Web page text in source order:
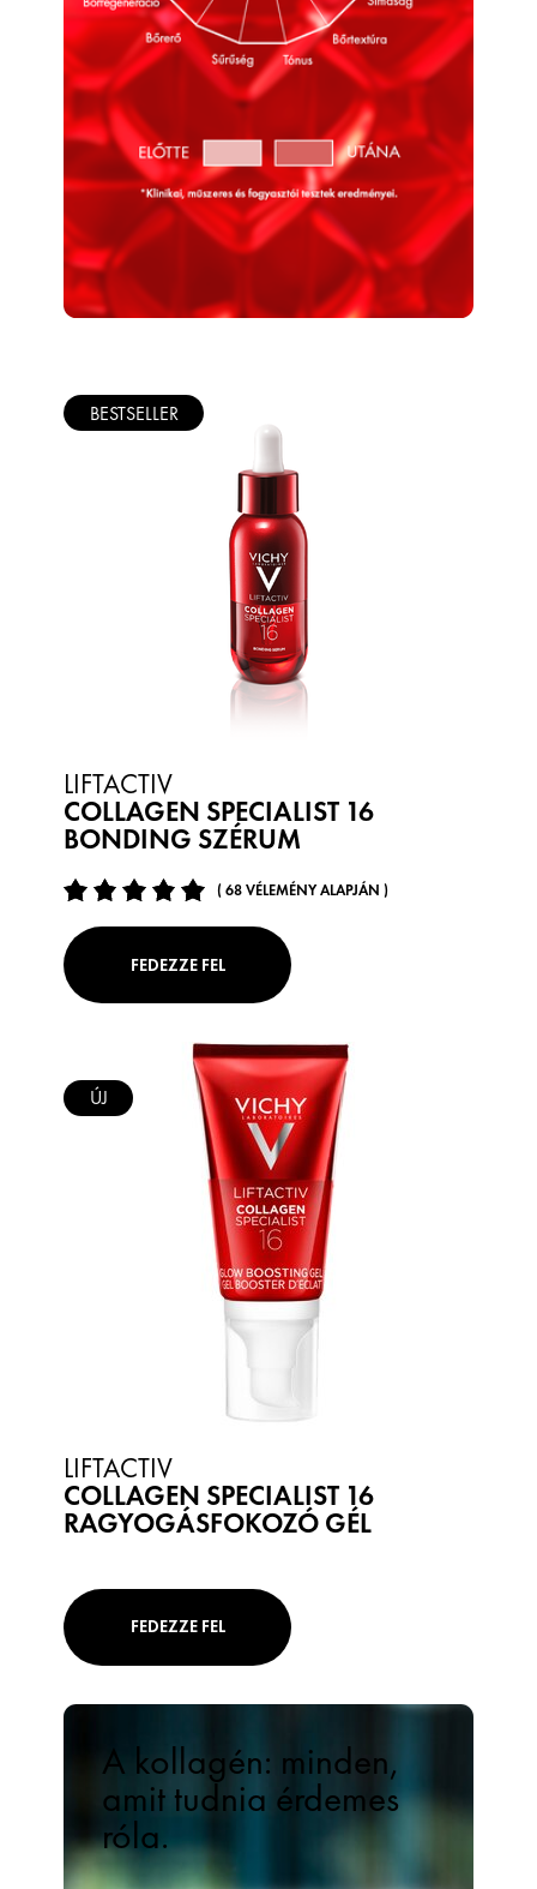
BESTSELLER
LIFTACTIV
COLLAGEN SPECIALIST 16
BONDING SZÉRUM
( 68 VÉLEMÉNY ALAPJÁN )
FEDEZZE FEL
ÚJ
LIFTACTIV
COLLAGEN SPECIALIST 16
RAGYOGÁSFOKOZÓ GÉL
FEDEZZE FEL
A kollagén: minden,
amit tudnia érdemes
róla.